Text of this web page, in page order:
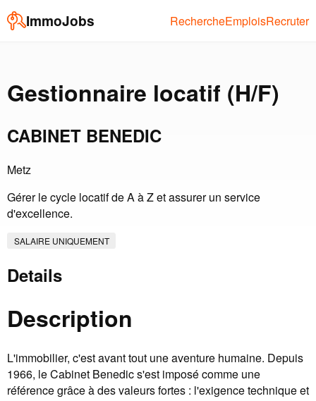
ImmoJobs RechercheEmploisRecruter
Gestionnaire locatif (H/F)
CABINET BENEDIC
Metz
Gérer le cycle locatif de A à Z et assurer un service
d'excellence.
SALAIRE UNIQUEMENT
Details
Description
L'immobilier, c'est avant tout une aventure humaine. Depuis
1966, le Cabinet Benedic s'est imposé comme une
référence grâce à des valeurs fortes : l'exigence technique et